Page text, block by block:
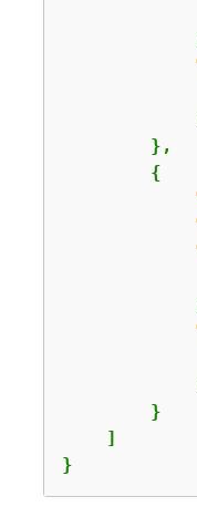
        },
{
        }
    ]
}